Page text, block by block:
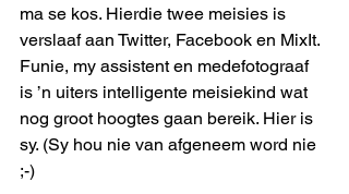
ma se kos. Hierdie twee meisies is
verslaaf aan Twitter, Facebook en MixIt.
Funie, my assistent en medefotograaf
is ’n uiters intelligente meisiekind wat
nog groot hoogtes gaan bereik. Hier is
sy. (Sy hou nie van afgeneem word nie
;-)